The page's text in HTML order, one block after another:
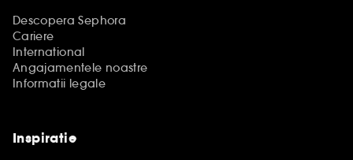
Descopera Sephora
Cariere
International
Angajamentele noastre
Informatii legale
Inspiratie